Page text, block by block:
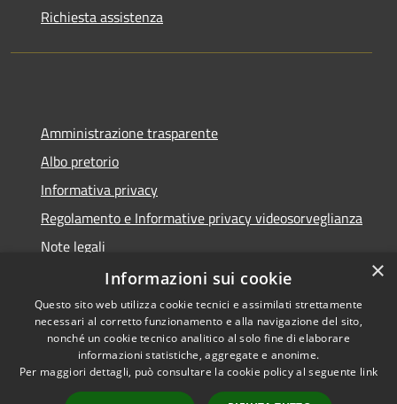
Richiesta assistenza
Amministrazione trasparente
Albo pretorio
Informativa privacy
Regolamento e Informative privacy videosorveglianza
Note legali
Dichiarazione di accessibilità
RSS
Accessibilità
Copyright © 2026 • Comune di
×
Informazioni sui cookie
Questo sito web utilizza cookie tecnici e assimilati strettamente
necessari al corretto funzionamento e alla navigazione del sito,
nonché un cookie tecnico analitico al solo fine di elaborare
informazioni statistiche, aggregate e anonime.
Per maggiori dettagli, può consultare la cookie policy al seguente link